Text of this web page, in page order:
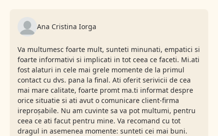
Ana Cristina Iorga
Va multumesc foarte mult, sunteti minunati, empatici si
foarte informativi si implicati in tot ceea ce faceti. Mi.ati
fost alaturi in cele mai grele momente de la primul
contact cu dvs. pana la final. Ati oferit serivicii de cea
mai mare calitate, foarte promt ma.ti informat despre
orice situatie si ati avut o comunicare client-firma
ireproșabile. Nu am cuvinte sa va pot multumi, pentru
ceea ce ati facut pentru mine. Va recomand cu tot
dragul in asemenea momente: sunteti cei mai buni.